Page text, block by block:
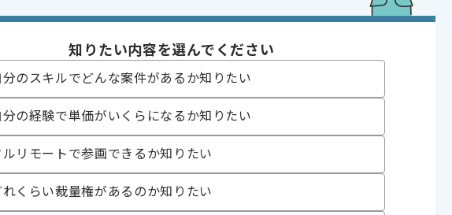
件でございます。
で、
ご提案も差し上げる場合がございます。
入し、
環境でございます。
知りたい内容を選んでください
分のスキルでどんな案件があるか知りたい
分の経験で単価がいくらになるか知りたい
ルリモートで参画できるか知りたい
れくらい裁量権があるのか知りたい